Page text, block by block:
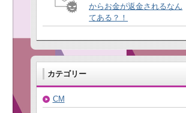
からお金が返金されるなん
てある？！
カテゴリー
CM